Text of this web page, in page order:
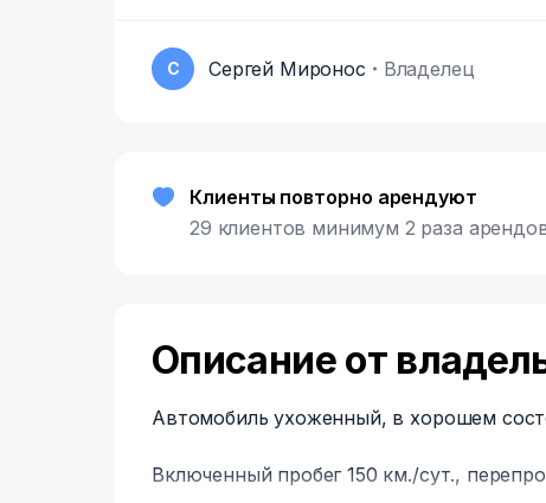
С Сергей Миронос Владелец
Клиенты повторно арендуют
29 клиентов минимум 2 раза
Описание от
Автомобиль ухоженный, в хорошем
Включенный пробег 150 км./сут.,